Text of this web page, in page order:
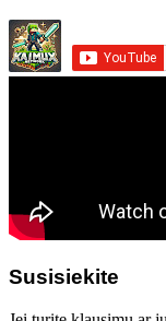
Susisiekite